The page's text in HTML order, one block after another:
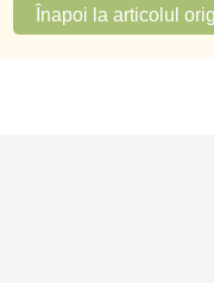
Înapoi la articolul